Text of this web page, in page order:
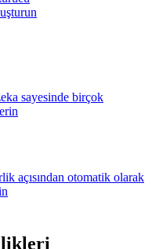
sayesinde birçok
açısından otomatik olarak